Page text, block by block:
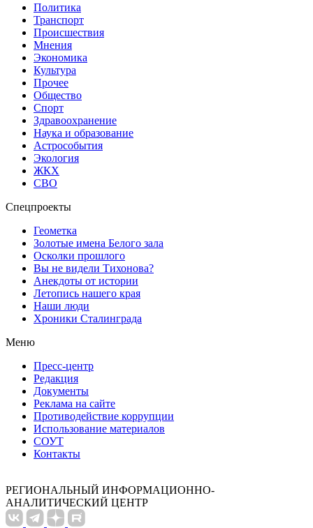
Политика
Транспорт
Происшествия
Мнения
Экономика
Культура
Прочее
Общество
Спорт
Здравоохранение
Наука и образование
Астрособытия
Экология
ЖКХ
СВО
Спецпроекты
Геометка
Золотые имена Белого зала
Осколки прошлого
Вы не видели Тихонова?
Анекдоты от истории
Летопись нашего края
Наши люди
Хроники Сталинграда
Меню
Пресс-центр
Редакция
Документы
Реклама на сайте
Противодействие коррупции
Использование материалов
СОУТ
Контакты
РЕГИОНАЛЬНЫЙ ИНФОРМАЦИОННО-
АНАЛИТИЧЕСКИЙ ЦЕНТР